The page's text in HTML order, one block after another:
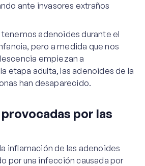
ante invasores extraños
adenoides durante el
pero a medida que nos
empiezan a
etapa adulta, las adenoides de la
han desaparecido.
por las
inflamación de las adenoides
por una infección causada por